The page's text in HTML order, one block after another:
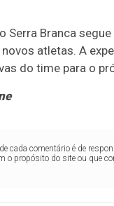
Serra Branca
atletas. A
do time para o
cada comentário é de
o propósito do site ou que